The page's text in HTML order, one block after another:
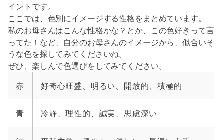
イントです。
ここでは、色別にイメージする性格をまとめています。
私のお母さんはこんな性格かな？とか、この色好きって言
ってた！など、自分のお母さんのイメージから、似合いそ
うな色を探してみてくださいね。
ぜひ、楽しんで色選びをしてみてください。
赤
好奇心旺盛、明るい、開放的、積極的
青 冷静、理性的、誠実、思慮深い